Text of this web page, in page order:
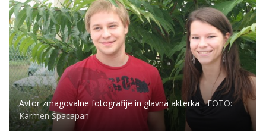
Avtor zmagovalne fotografije in glavna akterka
FOTO:
Karmen Špacapan